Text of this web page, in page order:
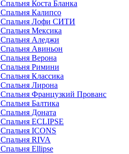
Спальня Коста Бланка
Спальня Калипсо
Спальня Лофи СИТИ
Спальня Мексика
Спальня Аледжи
Спальня Авиньон
Спальня Верона
Спальня Римини
Спальня Классика
Спальня Лирона
Спальня Французкий Прованс
Спальня Балтика
Спальня Доната
Спальня ECLIPSE
Спальня ICONS
Спальня RIVA
Спальня Ellipse